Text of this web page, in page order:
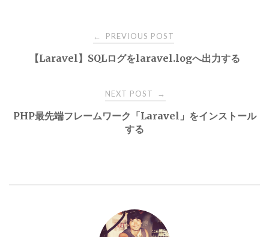
navigation
← PREVIOUS POST
【Laravel】SQLログをlaravel.logへ出力する
NEXT POST →
PHP最先端フレームワーク「Laravel」をインストール
する